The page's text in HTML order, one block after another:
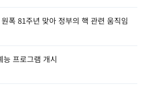
폭 81주년 맞아 정부의 핵 관련 움직임
능 프로그램 개시